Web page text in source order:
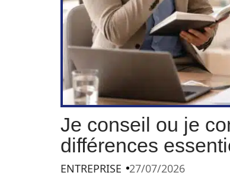
Je conseil ou je
différences
ENTREPRISE 27/07/2026